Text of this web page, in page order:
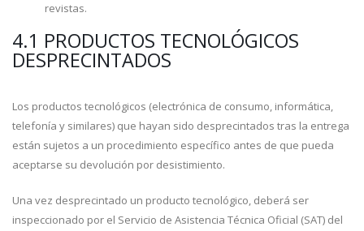
revistas.
4.1 PRODUCTOS TECNOLÓGICOS
DESPRECINTADOS
Los productos tecnológicos (electrónica de consumo, informática,
telefonía y similares) que hayan sido desprecintados tras la entrega
están sujetos a un procedimiento específico antes de que pueda
aceptarse su devolución por desistimiento.
Una vez desprecintado un producto tecnológico, deberá ser
inspeccionado por el Servicio de Asistencia Técnica Oficial (SAT) del